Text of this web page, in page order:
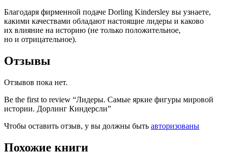
Благодаря фирменной подаче Dorling Kindersley вы узнаете,
какими качествами обладают настоящие лидеры и каково
их влияние на историю (не только положительное,
но и отрицательное).
Отзывы
Отзывов пока нет.
Be the first to review “Лидеры. Самые яркие фигуры мировой
истории. Дорлинг Киндерсли”
Чтобы оставить отзыв, у вы должны быть авторизованы
Похожие книги